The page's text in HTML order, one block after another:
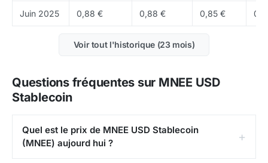
Ou acheter du MNEE ?
Points forts et risques
naturel dans les paiements et la DeFi, profil plus facile
a integrer pour les partenaires.
Juin 2025 0,88 € 0,88 € 0,85 €
Voir tout l'historique (23 mois)
Questions fréquentes sur MNEE USD
Stablecoin
Quel est le prix de MNEE USD Stablecoin
(MNEE) aujourd hui ?